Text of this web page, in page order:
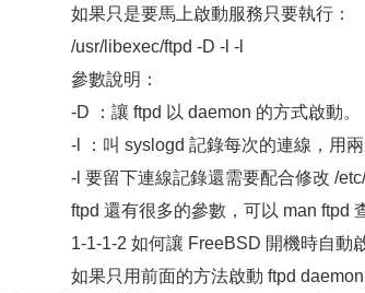
如果只是要馬上啟動服務只要執行：
/usr/libexec/ftpd -D -l -l
參數說明：
-D ：讓 ftpd 以 daemon 的方式啟動。
-l ：叫 syslogd 記錄每次的連線，用兩
-l 要留下連線記錄還需要配合修改 /etc/
ftpd 還有很多的參數，可以 man ftpd 查
1-1-1-2 如何讓 FreeBSD 開機時自動
如果只用前面的方法啟動 ftpd daemon